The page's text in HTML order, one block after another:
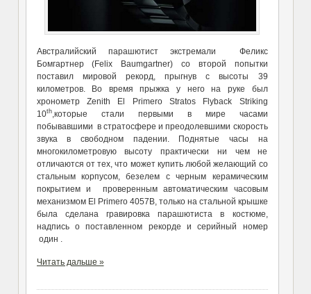
Австралийский парашютист экстремали Феликс
Бомгартнер (Felix Baumgartner) со второй попытки
поставил мировой рекорд, прыгнув с высоты 39
километров. Во время прыжка у него на руке был
хронометр Zenith El Primero Stratos Flyback Striking
10th,которые стали первыми в мире часами
побывавшими в стратосфере и преодолевшими скорость
звука в свободном падении. Поднятые часы на
многокилометровую высоту практически ни чем не
отличаются от тех, что может купить любой желающий со
стальным корпусом, безелем с черным керамическим
покрытием и проверенным автоматическим часовым
механизмом El Primero 4057B, только на стальной крышке
была сделана гравировка парашютиста в костюме,
надпись о поставленном рекорде и серийный номер
один .
Читать дальше »